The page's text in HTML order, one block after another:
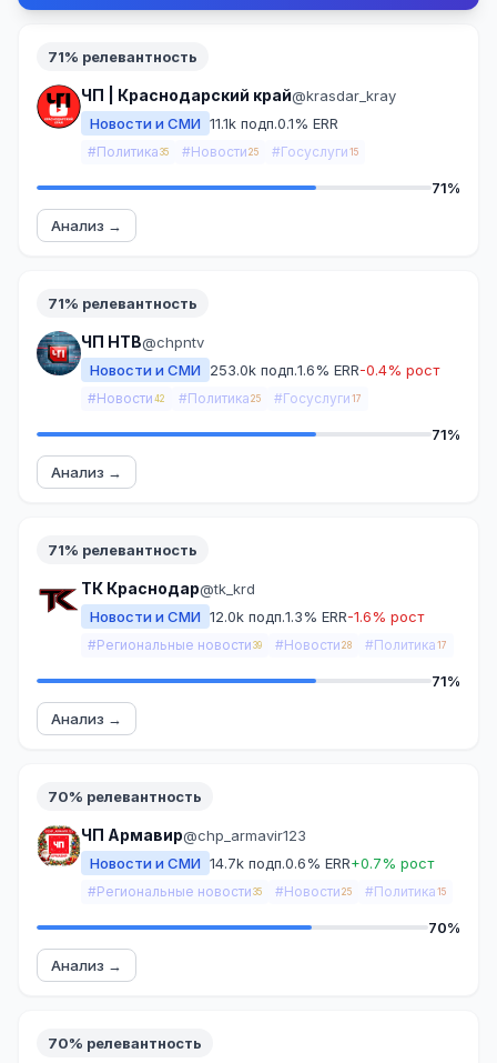
71% релевантность
ЧП | Краснодарский край@krasdar_kray
Новости и СМИ 11.1k подп.0.1% ERR
#Политика 35 #Новости 25 #Госуслуги 15
71%
Анализ →
71% релевантность
ЧП НТВ@chpntv
Новости и СМИ
253.0k подп.1.6% ERR-0.4% рост
#Новости 42 #Политика 25 #Госуслуги 17
71%
Анализ →
71% релевантность
ТК Краснодар@tk_krd
Новости и СМИ 12.0k подп.1.3% ERR-1.6% рост
#Региональные новости 39 #Новости 28 #Политика 17
71%
Анализ →
70% релевантность
ЧП Армавир@chp_armavir123
Новости и СМИ 14.7k подп.0.6% ERR+0.7% рост
#Региональные новости 35 #Новости 25 #Политика 15
70%
Анализ →
70% релевантность